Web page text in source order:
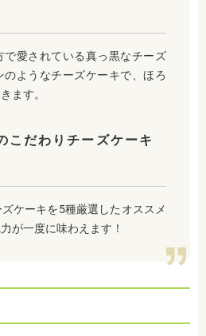
愛されている真っ黒なチーズ
ようなチーズケーキで、ほろ
ます。
だわりチーズケーキ
ケーキを5種厳選したオススメ
が一度に味わえます！